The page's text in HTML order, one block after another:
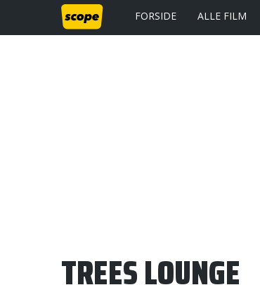
FORSIDE ALLE FILM
TREES LOUNGE